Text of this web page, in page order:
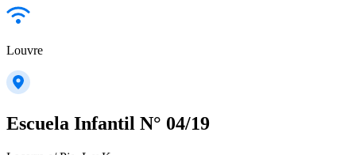
Louvre
Escuela Infantil N° 04/19